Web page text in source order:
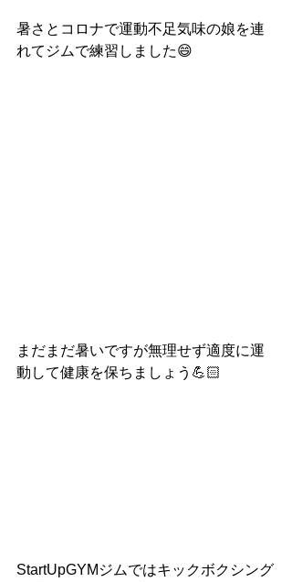
暑さとコロナで運動不足気味の娘を連
れてジムで練習しました😄
まだまだ暑いですが無理せず適度に運
動して健康を保ちましょう💪🏻
StartUpGYMジムではキックボクシング